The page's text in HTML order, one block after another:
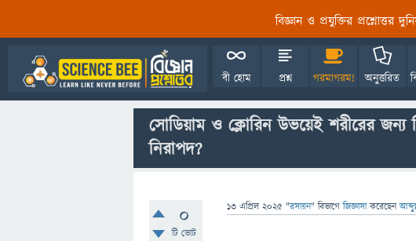
বিজ্ঞান ও প্রযুক্তির প্রশ্নোত্তর
বী হোম প্রশ্ন গরমাগরম! অনুত্তরিত
সোডিয়াম ও ক্লোরিন উভয়েই শরীরের
নিরাপদ?
0
টি ভোট
13 এপ্রিল 2025 "রসায়ন" বিভাগে জিজ্ঞাসাকরেছেন